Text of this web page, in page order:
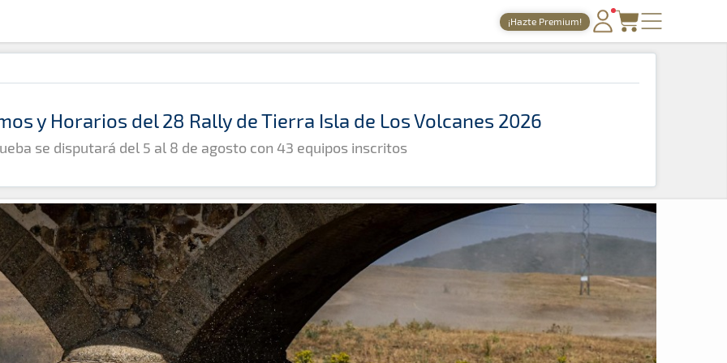
¡Hazte Premium!
PORTADA
TIEMPOS ONLINE
GALERÍAS
TIENDA
ARCHIVO
y Horarios del 28 Rally de Tierra Isla de Los Volcanes 2026
se disputará del 5 al 8 de agosto con 43 equipos inscritos